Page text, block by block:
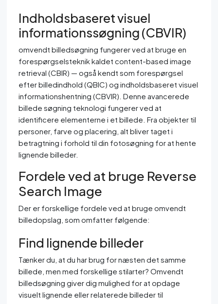
Indholdsbaseret visuel
informationssøgning (CBVIR)
omvendt billedsøgning fungerer ved at bruge en
forespørgselsteknik kaldet content-based image
retrieval (CBIR) — også kendt som forespørgsel
efter billedindhold (QBIC) og indholdsbaseret visuel
informationshentning (CBVIR). Denne avancerede
billede søgning teknologi fungerer ved at
identificere elementerne i et billede. Fra objekter til
personer, farve og placering, alt bliver taget i
betragtning i forhold til din fotosøgning for at hente
lignende billeder.
Fordele ved at bruge Reverse
Search Image
Der er forskellige fordele ved at bruge omvendt
billedopslag, som omfatter følgende:
Find lignende billeder
Tænker du, at du har brug for næsten det samme
billede, men med forskellige stilarter? Omvendt
billedsøgning giver dig mulighed for at opdage
visuelt lignende eller relaterede billeder til